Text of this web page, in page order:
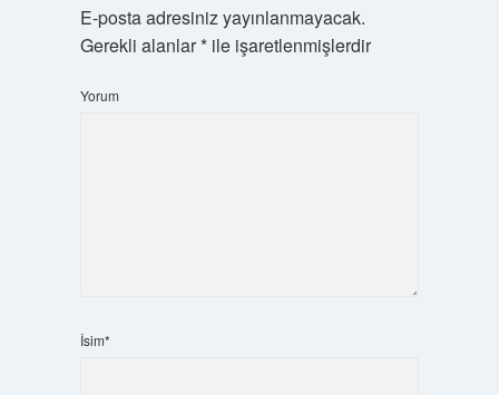
E-posta adresiniz yayınlanmayacak.
Gerekli alanlar*ile işaretlenmişlerdir
Yorum
İsim*